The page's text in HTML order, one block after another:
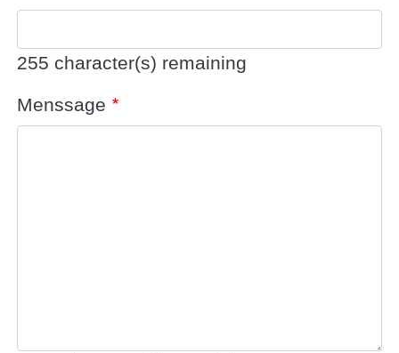
255 character(s) remaining
Menssage